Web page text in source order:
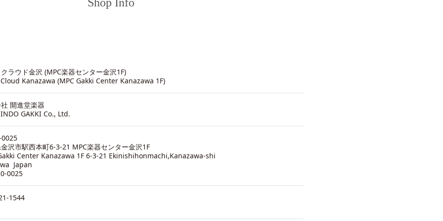
ラウド金沢 (MPC楽器センター金沢1F)
Kanazawa (MPC Gakki Center Kanazawa 1F)
開進堂楽器
GAKKI Co., Ltd.
沢市駅西本町6-3-21 MPC楽器センター金沢1F
Center Kanazawa 1F 6-3-21 Ekinishihonmachi,Kanazawa-shi
Japan
0025
1544